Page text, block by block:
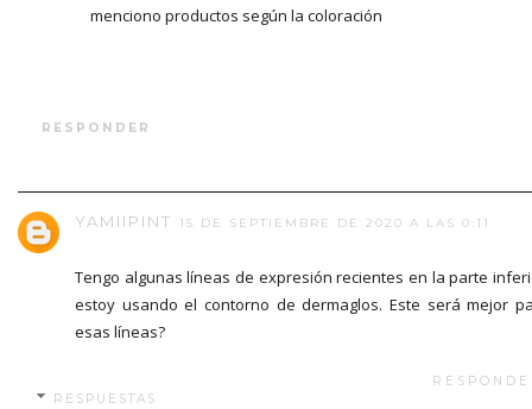
menciono productos según la coloración
RESPONDER
YAMIIPINT 15 DE SEPTIEMBRE DE 2020 A LAS 0:11
Tengo algunas líneas de expresión recientes en la parte
estoy usando el contorno de dermaglos. Este será mejor
esas líneas?
RESPUESTAS